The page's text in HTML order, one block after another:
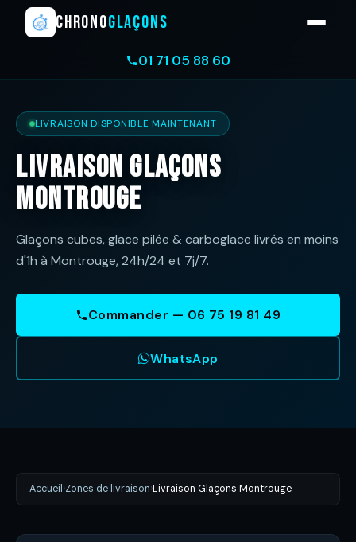
CHRONOGLAÇONS
01 71 05 88 60
LIVRAISON DISPONIBLE MAINTENANT
Livraison Glaçons
Montrouge
Glaçons cubes, glace pilée & carboglace livrés en moins
d'1h à Montrouge, 24h/24 et 7j/7.
Commander — 06 75 19 81 49
WhatsApp
Accueil ›Zones de livraison›Livraison Glaçons Montrouge